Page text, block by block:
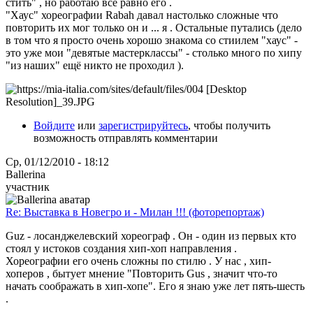
"Хаус" хореографии Rabah давал настолько сложные что
повторить их мог только он и ... я . Остальные путались (дело
в том что я просто очень хорошо знакома со стиилем "хаус" -
это уже мои "девятые мастерклассы" - столько много по хипу
"из наших" ещё никто не проходил ).
Войдите или зарегистрируйтесь, чтобы получить
возможность отправлять комментарии
Ср, 01/12/2010 - 18:12
Ballerina
участник
Re: Выставка в Новегро и - Милан !!! (фоторепортаж)
Guz - лосанджелевский хореограф . Он - один из первых кто
стоял у истоков создания хип-хоп направления .
Хореографии его очень сложны по стилю . У нас , хип-
хоперов , бытует мнение "Повторить Gus , значит что-то
начать соображать в хип-хопе". Его я знаю уже лет пять-шесть
.